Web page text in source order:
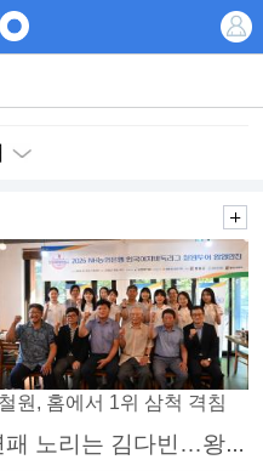
철원, 홈에서 1위 삼척 격침
22전 전승 임상규·대회2연패 노리는 김다빈…왕중왕전 16강 7일부터